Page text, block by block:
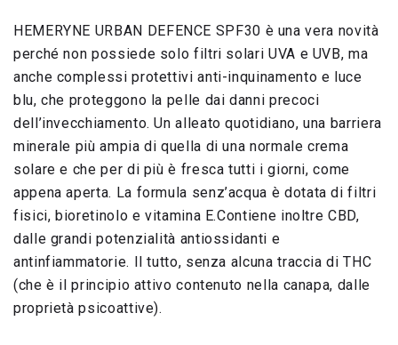
HEMERYNE URBAN DEFENCE SPF30 è una vera novità
perché non possiede solo filtri solari UVA e UVB, ma
anche complessi protettivi anti-inquinamento e luce
blu, che proteggono la pelle dai danni precoci
dell’invecchiamento. Un alleato quotidiano, una barriera
minerale più ampia di quella di una normale crema
solare e che per di più è fresca tutti i giorni, come
appena aperta. La formula senz’acqua è dotata di filtri
fisici, bioretinolo e vitamina E.Contiene inoltre CBD,
dalle grandi potenzialità antiossidanti e
antinfiammatorie. Il tutto, senza alcuna traccia di THC
(che è il principio attivo contenuto nella canapa, dalle
proprietà psicoattive).